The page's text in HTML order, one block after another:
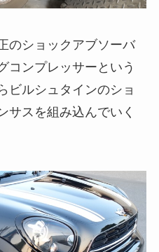
のショックアブソーバ
コンプレッサーという
ビルシュタインのショ
サスを組み込んでいく